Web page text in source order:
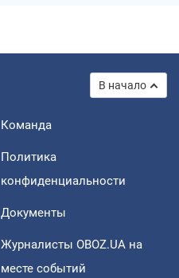
В начало
Команда
Политика
конфиденциальности
Документы
Журналисты OBOZ.UA на
месте событий